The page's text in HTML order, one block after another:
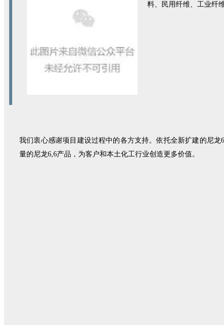
料、民用纤维、工业纤
我们衷心感谢项目建设过程中的各方支持。依托全新扩建的尼
量的尼龙6,6产品，为客户和本土化工行业创造更多价值。